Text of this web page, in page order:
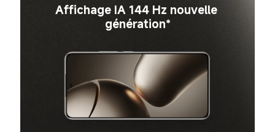
Affichage IA 144 Hz nouvelle
génération*